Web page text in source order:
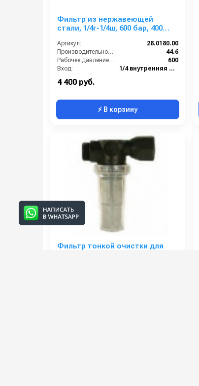
Фильтр из нержавеющей
стали, 1/4г-1/4ш, 600 бар, 400
Артикул:
28.0180.00
Производительность (л/мин):
44.6
Рабочее давление (бар):
600
Вход:
1/4 внутренняя резьба
4 400 руб.
⚡ В корзину
Фильтр тонкой очистки для